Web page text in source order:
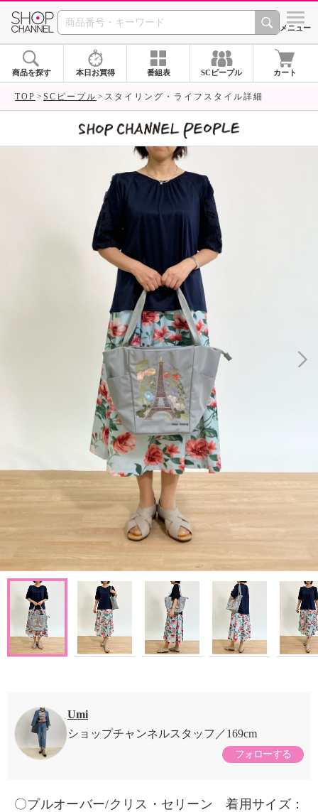
SHOP CHANNEL シメニュー
商品を探す 本日お買得 番組表 SCピープル カート
TOP SCピープル スタイリング・ライフスタイル詳細
Umi
ショップチャンネルスタッフ
169cm
フォローする
〇プルオーバー/クリス・セリーン 着用サイズ：